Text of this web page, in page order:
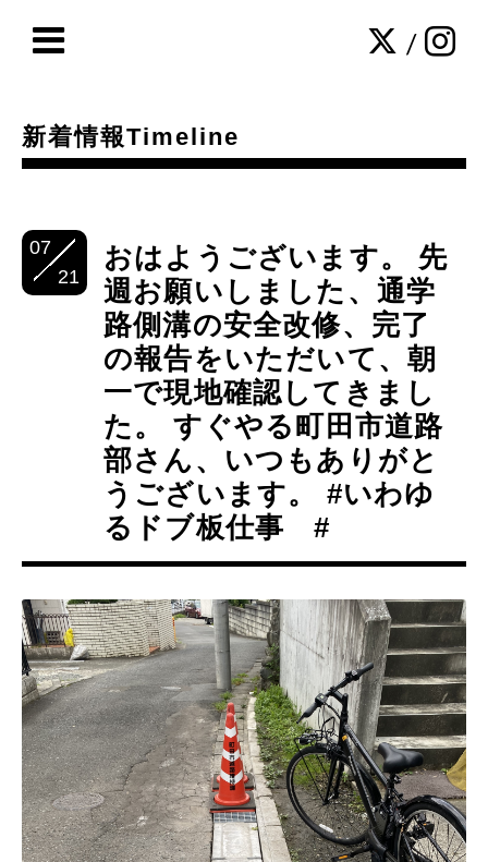
/
新着情報Timeline
07
21
おはようございます。 先
週お願いしました、通学
路側溝の安全改修、完了
の報告をいただいて、朝
一で現地確認してきまし
た。 すぐやる町田市道路
部さん、いつもありがと
うございます。 #いわゆ
るドブ板仕事 #